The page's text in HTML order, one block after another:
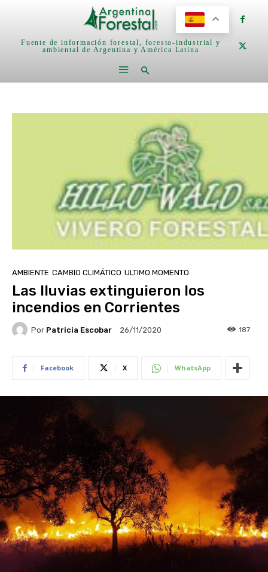
Fuente de información forestal, foresto-industrial y
ambiental de Argentina y América Latina
AMBIENTE CAMBIO CLIMÁTICO ULTIMO MOMENTO
Las lluvias extinguieron los
incendios en Corrientes
Por Patricia Escobar 26/11/2020 187
Facebook X WhatsApp